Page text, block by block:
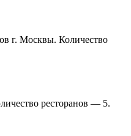
г. Москвы. Количество
ресторанов — 5.